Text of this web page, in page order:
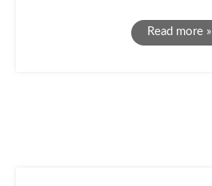
Read more »